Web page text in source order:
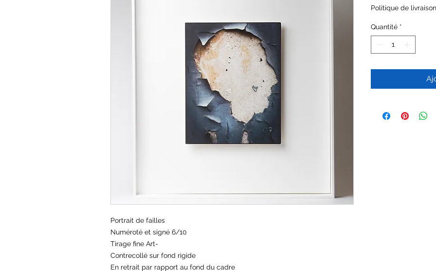
Portrait de failles
Numéroté et signé 6/10
Tirage fine Art-
Contrecollé sur fond rigide
En retrait par rapport au fond du cadre
Politique de livraison
Quantité *